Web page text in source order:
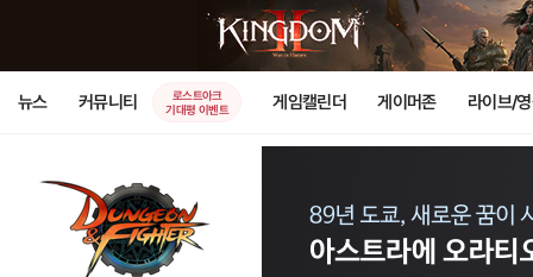
뉴스 커뮤니티
로스트아크
기대평 이벤트
게임캘린더 게이머존 라이브/